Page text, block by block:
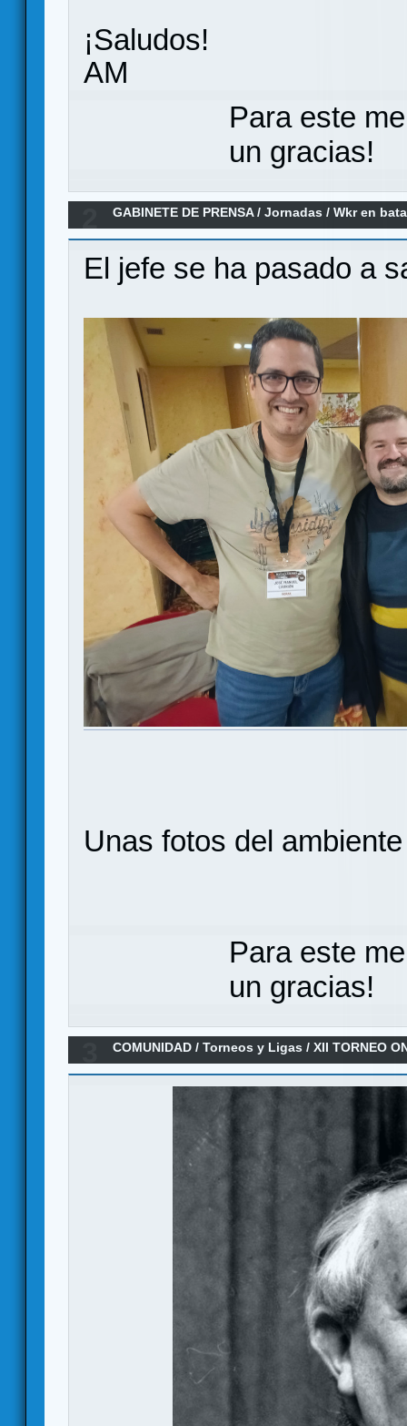
¡Saludos!
AM
Para este
un gracias!
GABINETE DE PRENSA/Jornadas /Wkr en
El jefe se ha pasado a
Unas fotos del ambiente
Para este
un gracias!
COMUNIDAD /Torneos y Ligas /XII TORNEO